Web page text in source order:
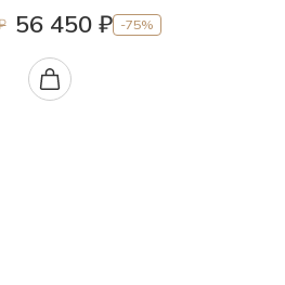
56 450 ₽ -75%